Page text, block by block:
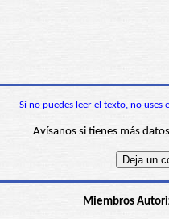
Si no puedes leer el texto, no
Avísanos si tienes más
Miembros